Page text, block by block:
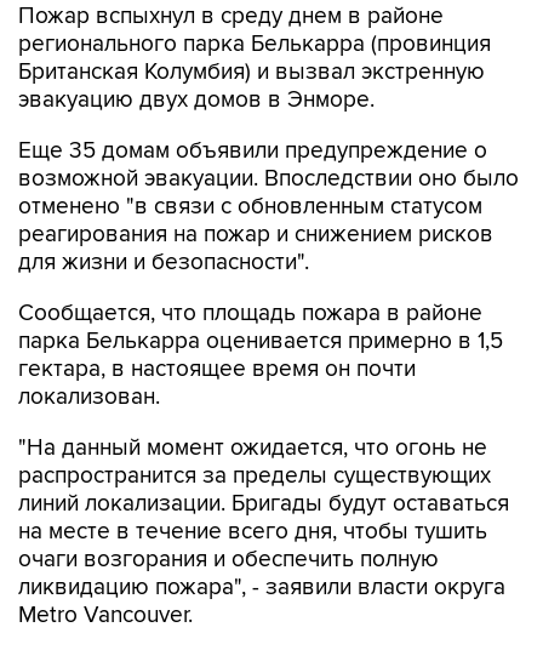
Пожар вспыхнул в среду днем в районе
регионального парка Белькарра (провинция
Британская Колумбия) и вызвал экстренную
эвакуацию двух домов в Энморе.
Еще 35 домам объявили предупреждение о
возможной эвакуации. Впоследствии оно было
отменено "в связи с обновленным статусом
реагирования на пожар и снижением рисков
для жизни и безопасности".
Сообщается, что площадь пожара в районе
парка Белькарра оценивается примерно в 1,5
гектара, в настоящее время он почти
локализован.
"На данный момент ожидается, что огонь не
распространится за пределы существующих
линий локализации. Бригады будут оставаться
на месте в течение всего дня, чтобы тушить
очаги возгорания и обеспечить полную
ликвидацию пожара", - заявили власти округа
Metro Vancouver.